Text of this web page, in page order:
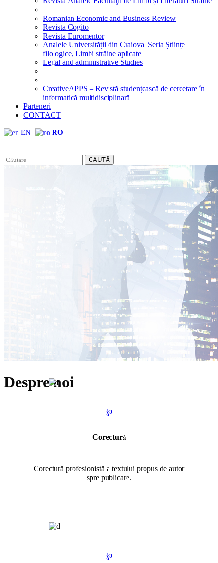
Romanian Economic and Business Review
Revista Cogito
Revista Euromentor
Analele Universității din Craiova, Seria Științe
filologice, Limbi străine aplicate
Legal and administrative Studies
CreativeAPPS – Revistă studențească de cercetare în
informatică multidisciplinară
Parteneri
CONTACT
EN RO
CAUTĂ
Despre noi
℘
Corectură
Corectură profesionistă a textului propus de autor
spre publicare.
℘